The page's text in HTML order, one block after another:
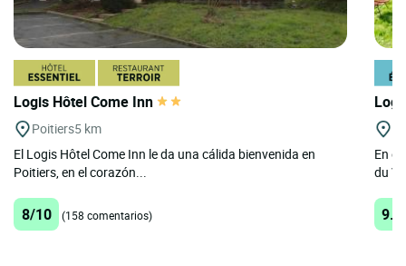
Logis Hôtel Come Inn
Poitiers5 km
El Logis Hôtel Come Inn le da una cálida bienvenida en
Poitiers, en el corazón...
8/10 (158 comentarios)
En
du